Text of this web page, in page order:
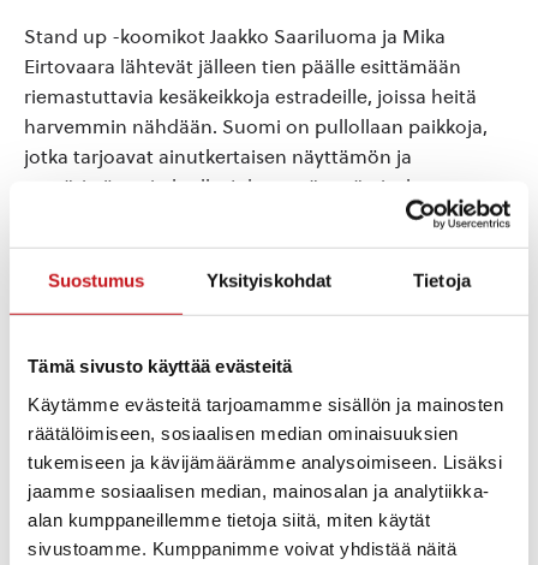
Suostumus Yksityiskohdat Tietoja
Tämä sivusto käyttää evästeitä
Käytämme evästeitä tarjoamamme sisällön ja mainosten
räätälöimiseen, sosiaalisen median ominaisuuksien
tukemiseen ja kävijämäärämme analysoimiseen. Lisäksi
jaamme sosiaalisen median, mainosalan ja analytiikka-
alan kumppaneillemme tietoja siitä, miten käytät
sivustoamme. Kumppanimme voivat yhdistää näitä
Stand up -koomikot Jaakko Saariluoma ja Mika
Eirtovaara lähtevät jälleen tien päälle esittämään
riemastuttavia kesäkeikkoja estradeille, joissa heitä
harvemmin nähdään. Suomi on pullollaan paikkoja,
jotka tarjoavat ainutkertaisen näyttämön ja
ympäristön esitykselle, joka on täynnä oivaltavaa
Tapahtuman kesto n. 1,5h sisältäen väliajan.
Tapahtuman järjestää Kerkonkosken Ketterä.
Lipunmyynti netissä alkaa perjantaina 21.3. klo 10.00
Liput:
Ennakkolippu 25€
Ovelta 30€